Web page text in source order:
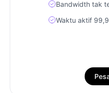
Bandwidth tak
Waktu aktif